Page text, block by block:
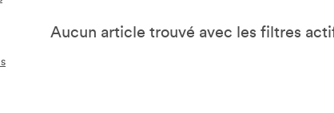
Aucun article trouvé avec les filtres